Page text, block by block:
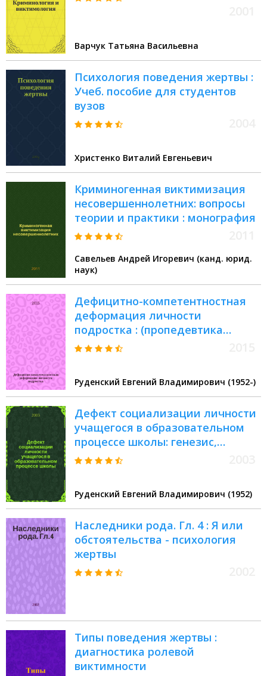
Варчук Татьяна Васильевна
Психология поведения жертвы :
Учеб. пособие для студентов
вузов
Христенко Виталий Евгеньевич
Криминогенная виктимизация
несовершеннолетних: вопросы
теории и практики : монография
Савельев Андрей Игоревич (канд. юрид.
наук)
Дефицитно-компетентностная
деформация личности
подростка : (пропедевтика
онтологической виктимизации
Руденский Евгений Владимирович (1952-)
Дефект социализации личности
учащегося в образовательном
процессе школы: генезис,
феноменология, онтология :
образования
Руденский Евгений Владимирович (1952)
Наследники рода. Гл. 4 : Я или
обстоятельства - психология
жертвы
Типы поведения жертвы :
диагностика ролевой
виктимности